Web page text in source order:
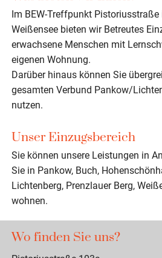
Im BEW-Treffpunkt
Weißensee bieten wir Betreutes
erwachsene Menschen mit
eigenen Wohnung.
Darüber hinaus können Sie
gesamten Verbund Pankow/
nutzen.
Unser Einzugsbereich
Sie können unsere Leistungen in
Sie in Pankow, Buch,
Lichtenberg, Prenzlauer Berg,
wohnen.
Wo finden Sie uns?